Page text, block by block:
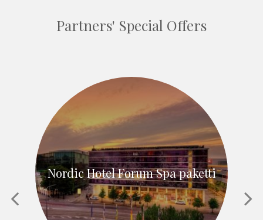
Partners' Special Offers
Nordic Hotel Forum Spa paketti